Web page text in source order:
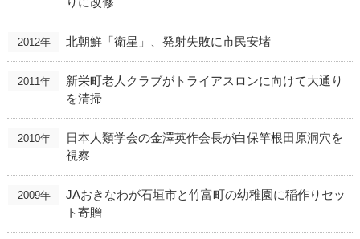
2012年 北朝鮮「衛星」、発射失敗に市民安堵
2011年
新栄町老人クラブがトライアスロンに向けて大通り
を清掃
2010年
日本人類学会の金澤英作会長が白保竿根田原洞穴を
視察
2009年
JAおきなわが石垣市と竹富町の幼稚園に稲作りセッ
ト寄贈